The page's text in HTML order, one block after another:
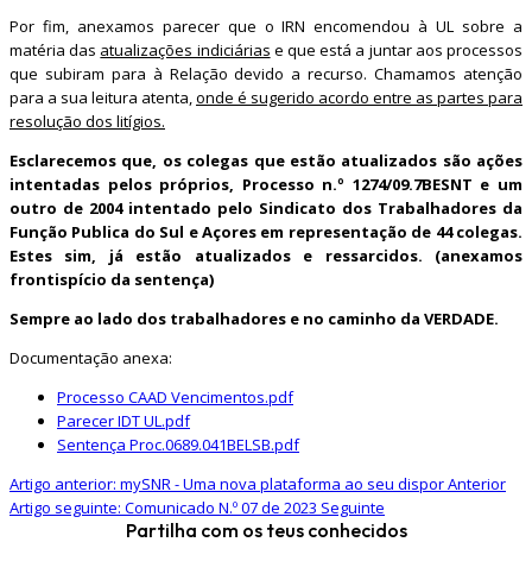
Por fim, anexamos parecer que o IRN encomendou à UL sobre a
matéria das atualizações indiciárias e que está a juntar aos processos
que subiram para à Relação devido a recurso. Chamamos atenção
para a sua leitura atenta,onde é sugerido acordo entre as partes para
resolução dos litígios.
Esclarecemos que, os colegas que estão atualizados são ações
intentadas pelos próprios, Processo n.º 1274/09.7BESNT e um
outro de 2004 intentado pelo Sindicato dos Trabalhadores da
Função Publica do Sul e Açores em representação de 44 colegas.
Estes sim, já estão atualizados e ressarcidos. (anexamos
frontispício da sentença)
Sempre ao lado dos trabalhadores e no caminho da VERDADE.
Documentação anexa:
Processo CAAD Vencimentos.pdf
Parecer IDT UL.pdf
Sentença Proc.0689.041BELSB.pdf
Artigo anterior: mySNR - Uma nova plataforma ao seu disporAnterior
Artigo seguinte: Comunicado N.º 07 de 2023 Seguinte
Partilha com os teus conhecidos